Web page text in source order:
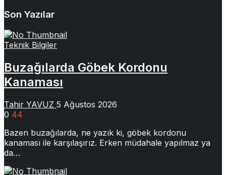
Son Yazılar
Teknik Bilgiler
Buzağılarda Göbek Kordonu
Kanaması
Tahir YAVUZ 5 Ağustos 2026
0 44
Bazen buzağılarda, ne yazık ki, göbek kordonu
kanaması ile karşılaşırız. Erken müdahale yapılmaz ya
da…